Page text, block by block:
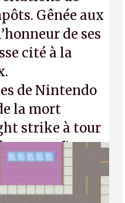
Gênée aux
de ses
cité à la
de Nintendo
la mort
strike à tour
sa confiture
P.